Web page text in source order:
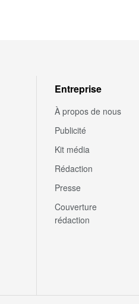
Entreprise
À propos de nous
Publicité
Kit média
Rédaction
Presse
Couverture
rédaction